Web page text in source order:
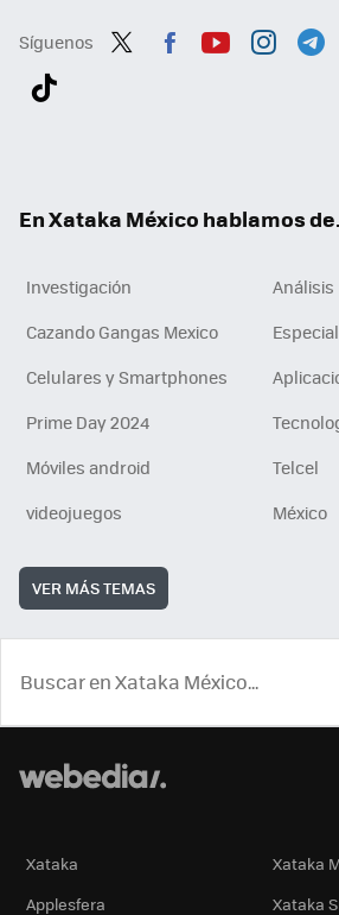
Síguenos
En Xataka México hablamos
Investigación
Análisis
Cazando Gangas Mexico
Celulares y Smartphones
Prime Day 2024
Móviles android
Telcel
videojuegos
México
VER MÁS TEMAS
Xataka
Xataka
Applesfera
Xataka